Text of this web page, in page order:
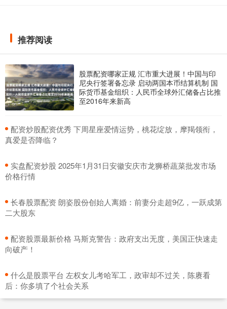
推荐阅读
股票配资哪家正规 汇市重大进展！中国与印
尼央行签署备忘录 启动两国本币结算机制 国
际货币基金组织：人民币全球外汇储备占比推
至2016年来新高
​配资炒股配资优秀 下周星座爱情运势，桃花绽放，摩羯领衔，
真爱是否降临？
​实盘配资炒股 2025年1月31日安徽安庆市龙狮桥蔬菜批发市场
价格行情
​长春股票配资 朗姿股份创始人离婚：前妻分走超9亿，一跃成第
二大股东
​配资股票最新价格 马斯克警告：政府支出无度，美国正快速走
向破产！
​什么是股票平台 左权女儿考哈军工，政审却不过关，陈赓看
后：你多填了个社会关系